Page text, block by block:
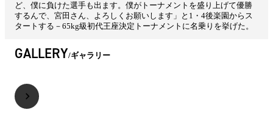
ど、僕に負けた選手も出ます。僕がトーナメントを盛り上げて優勝
するんで、宮田さん、よろしくお願いします」と1・4後楽園からス
タートする－65kg級初代王座決定トーナメントに名乗りを挙げた。
GALLERY ギャラリー